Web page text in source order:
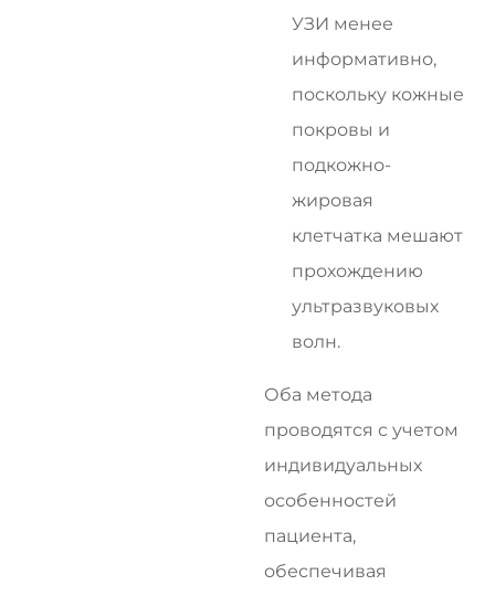
УЗИ менее
информативно,
поскольку кожные
покровы и
подкожно-
жировая
клетчатка мешают
прохождению
ультразвуковых
волн.
Оба метода
проводятся с учетом
индивидуальных
особенностей
пациента,
обеспечивая